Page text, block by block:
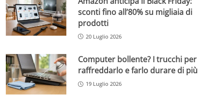
sconti fino all’80% su migliaia di
prodotti
20 Luglio 2026
Computer bollente? I trucchi per
raffreddarlo e farlo durare di più
19 Luglio 2026